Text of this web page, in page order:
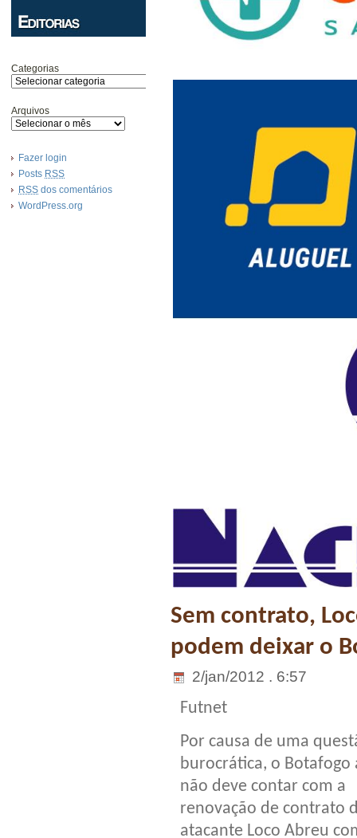
Categorias
Arquivos
Fazer login
Posts RSS
RSS dos comentários
WordPress.org
Sem contrato,
podem deixar o
2/jan/2012 . 6:57
Futnet
Por causa de uma
burocrática, o Botafogo
não deve contar com a
renovação de contrato
atacante Loco Abreu